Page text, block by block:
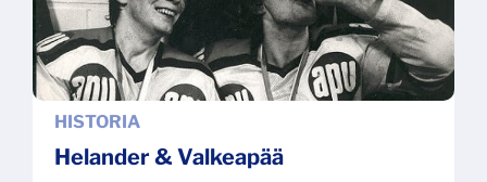
Helander & Valkeapää
HISTORIA